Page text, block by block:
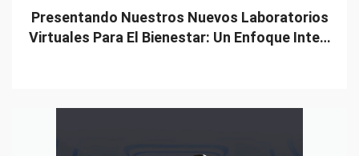
Presentando Nuestros Nuevos Laboratorios
Virtuales Para El Bienestar: Un Enfoque Inte…